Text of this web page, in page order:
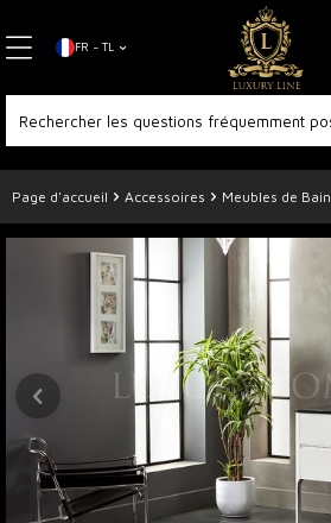
FR − TL
Page d'accueil Accessoires Meubles de Bain